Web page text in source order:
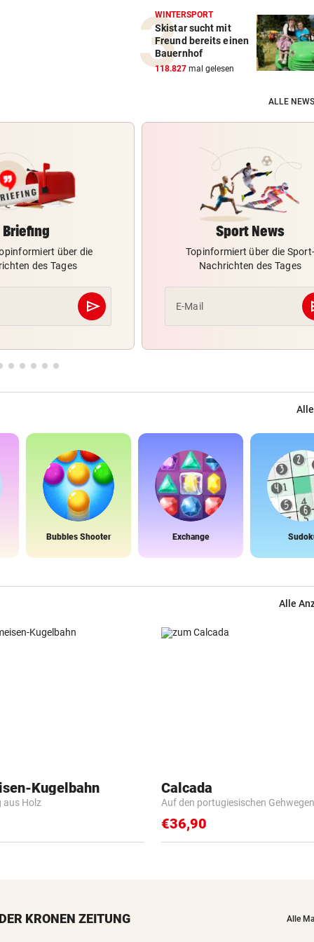
WINTERSPORT
Skistar sucht mit
Freund bereits einen
Bauernhof
118.827 mal gelesen
ALLE
Briefing
über die
des Tages
send
Abschicken
Sport News
Topinformiert über die Sport-
Nachrichten des Tages
E-Mail
Bubbles Shooter Exchange
Alle
Kugelbahn
aus Holz
Calcada
Auf den portugiesischen Gehwegen
€36,90
KRONEN ZEITUNG Alle